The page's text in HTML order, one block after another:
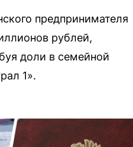
предпринимателя
рублей,
доли в семейной
1».